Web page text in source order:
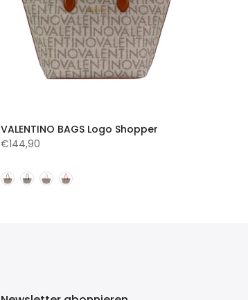
VALENTINO BAGS Logo Shopper
€144,90